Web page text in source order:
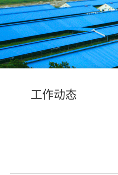
工作动态